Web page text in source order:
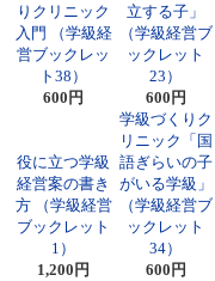
りクリニック
入門 （学級経
営ブックレッ
ト38）
600円
立する子」
（学級経営ブ
ックレット
23）
600円
役に立つ学級
経営案の書き
方 （学級経営
ブックレット
1）
1,200円
学級づくりク
リニック「国
語ぎらいの子
がいる学級」
（学級経営ブ
ックレット
34）
600円